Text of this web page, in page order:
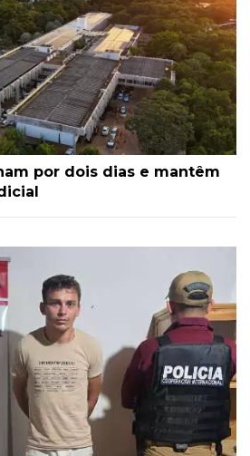
por dois dias e mantêm